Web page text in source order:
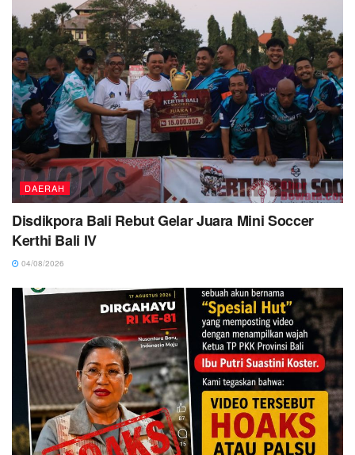
DAERAH
Disdikpora Bali Rebut Gelar Juara Mini Soccer
Kerthi Bali IV
04/08/2026